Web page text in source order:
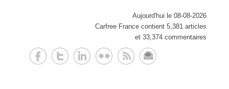
Aujourd'hui le 08-08-2026
Carfree France contient 5,381 articles
et 33,374 commentaires